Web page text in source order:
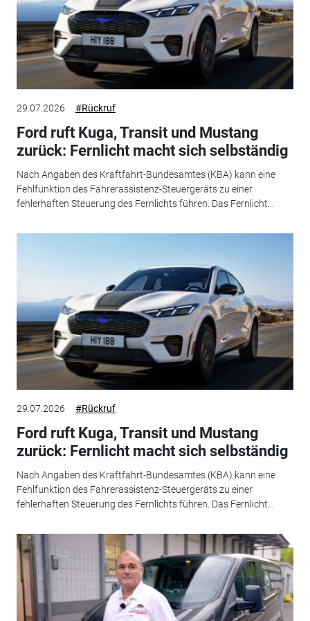
29.07.2026 #Rückruf
Ford ruft Kuga, Transit und Mustang
zurück: Fernlicht macht sich selbständig
Nach Angaben des Kraftfahrt-Bundesamtes (KBA) kann eine
Fehlfunktion des Fahrerassistenz-Steuergeräts zu einer
fehlerhaften Steuerung des Fernlichts führen. Das Fernlicht...
29.07.2026 #Rückruf
Ford ruft Kuga, Transit und Mustang
zurück: Fernlicht macht sich selbständig
Nach Angaben des Kraftfahrt-Bundesamtes (KBA) kann eine
Fehlfunktion des Fahrerassistenz-Steuergeräts zu einer
fehlerhaften Steuerung des Fernlichts führen. Das Fernlicht...